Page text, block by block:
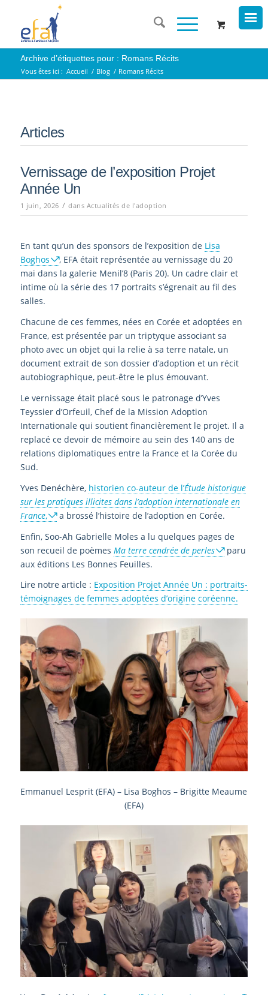
Archive d’étiquettes pour : Romans Récits
Vous êtes ici : Accueil / Blog / Romans Récits
Articles
Vernissage de l’exposition Projet
Année Un
1 juin, 2026 / dans Actualités de l'adoption
En tant qu’un des sponsors de l’exposition de Lisa
Boghos
, EFA était représentée au vernissage du 20
mai dans la galerie Menil’8 (Paris 20). Un cadre clair et
intime où la série des 17 portraits s’égrenait au fil des
salles.
Chacune de ces femmes, nées en Corée et adoptées en
France, est présentée par un triptyque associant sa
photo avec un objet qui la relie à sa terre natale, un
document extrait de son dossier d’adoption et un récit
autobiographique, peut-être le plus émouvant.
Le vernissage était placé sous le patronage d’Yves
Teyssier d’Orfeuil, Chef de la Mission Adoption
Internationale qui soutient financièrement le projet. Il a
replacé ce devoir de mémoire au sein des 140 ans de
relations diplomatiques entre la France et la Corée du
Sud.
Yves Denéchère, historien co-auteur de l’Étude historique
sur les pratiques illicites dans l’adoption internationale en
France,
a brossé l’histoire de l’adoption en Corée.
Enfin, Soo-Ah Gabrielle Moles a lu quelques pages de
son recueil de poèmes Ma terre cendrée de perles
paru
aux éditions Les Bonnes Feuilles.
Lire notre article : Exposition Projet Année Un : portraits-
témoignages de femmes adoptées d’origine coréenne.
Emmanuel Lesprit (EFA) – Lisa Boghos – Brigitte Meaume
(EFA)